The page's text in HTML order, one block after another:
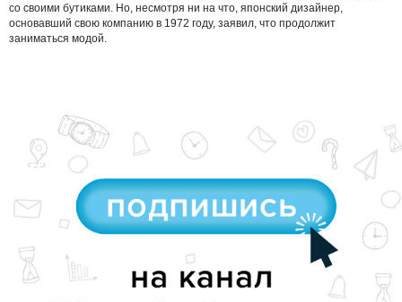
со своими бутиками. Но, несмотря ни на что, японский дизайнер,
основавший свою компанию в 1972 году, заявил, что продолжит
заниматься модой.